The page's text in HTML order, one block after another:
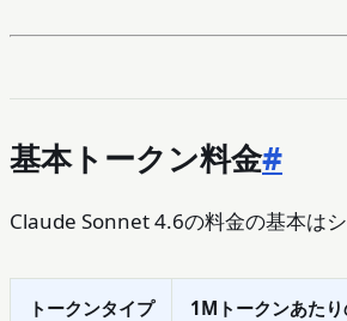
基本トークン料金#
Claude Sonnet 4.6の料金の基本はシ
トークンタイプ 1Mトークンあた